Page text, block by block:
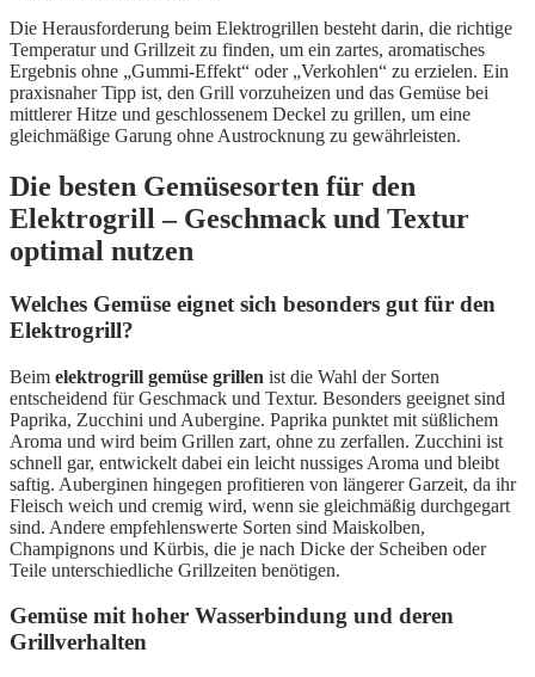
Die Herausforderung beim Elektrogrillen besteht darin, die richtige
Temperatur und Grillzeit zu finden, um ein zartes, aromatisches
Ergebnis ohne „Gummi-Effekt“ oder „Verkohlen“ zu erzielen. Ein
praxisnaher Tipp ist, den Grill vorzuheizen und das Gemüse bei
mittlerer Hitze und geschlossenem Deckel zu grillen, um eine
gleichmäßige Garung ohne Austrocknung zu gewährleisten.
Die besten Gemüsesorten für den
Elektrogrill – Geschmack und Textur
optimal nutzen
Welches Gemüse eignet sich besonders gut für den
Elektrogrill?
Beim elektrogrill gemüse grillen ist die Wahl der Sorten
entscheidend für Geschmack und Textur. Besonders geeignet sind
Paprika, Zucchini und Aubergine. Paprika punktet mit süßlichem
Aroma und wird beim Grillen zart, ohne zu zerfallen. Zucchini ist
schnell gar, entwickelt dabei ein leicht nussiges Aroma und bleibt
saftig. Auberginen hingegen profitieren von längerer Garzeit, da ihr
Fleisch weich und cremig wird, wenn sie gleichmäßig durchgegart
sind. Andere empfehlenswerte Sorten sind Maiskolben,
Champignons und Kürbis, die je nach Dicke der Scheiben oder
Teile unterschiedliche Grillzeiten benötigen.
Gemüse mit hoher Wasserbindung und deren
Grillverhalten